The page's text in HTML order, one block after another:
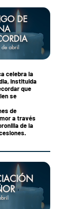
DE
de abril
celebra la
instituida
que
se
de
a través
de la